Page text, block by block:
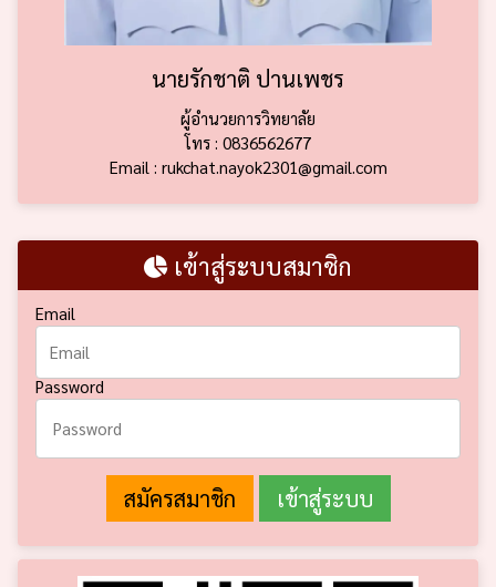
นายรักชาติ ปานเพชร
ผู้อำนวยการวิทยาลัย
โทร : 0836562677
Email : rukchat.nayok2301@gmail.com
เข้าสู่ระบบสมาชิก
Email
Password
สมัครสมาชิก